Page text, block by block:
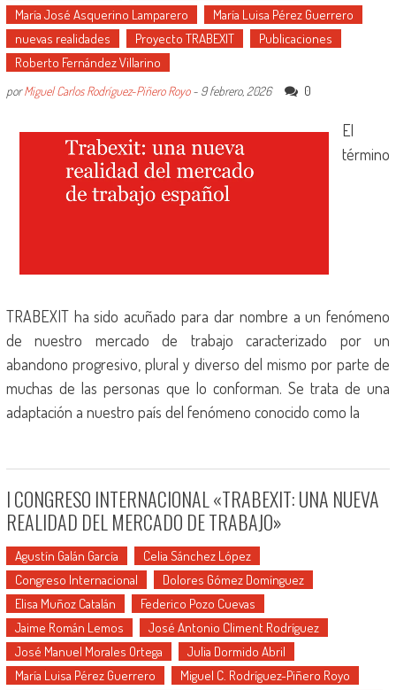
María José Asquerino Lamparero
María Luisa Pérez Guerrero
nuevas realidades
Proyecto TRABEXIT
Publicaciones
Roberto Fernández Villarino
porMiguel Carlos Rodríguez-Piñero Royo- 9 febrero, 2026 0
El
término
TRABEXIT ha sido acuñado para dar nombre a un fenómeno
de nuestro mercado de trabajo caracterizado por un
abandono progresivo, plural y diverso del mismo por parte de
muchas de las personas que lo conforman. Se trata de una
adaptación a nuestro país del fenómeno conocido como la
I CONGRESO INTERNACIONAL «TRABEXIT: UNA NUEVA
REALIDAD DEL MERCADO DE TRABAJO»
Agustín Galán García
Celia Sánchez López
Congreso Internacional
Dolores Gómez Domínguez
Elisa Muñoz Catalán
Federico Pozo Cuevas
Jaime Román Lemos
José Antonio Climent Rodríguez
José Manuel Morales Ortega
Julia Dormido Abril
María Luisa Pérez Guerrero
Miguel C. Rodríguez-Piñero Royo